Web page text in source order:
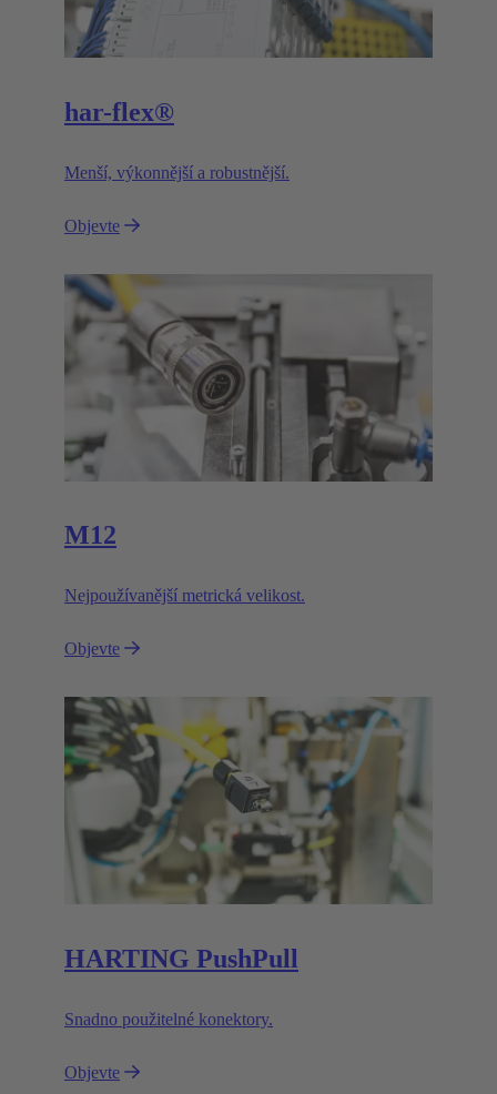
har-flex®
Menší, výkonnější a robustnější.
Objevte
M12
Nejpoužívanější metrická velikost.
Objevte
HARTING PushPull
Snadno použitelné konektory.
Objevte